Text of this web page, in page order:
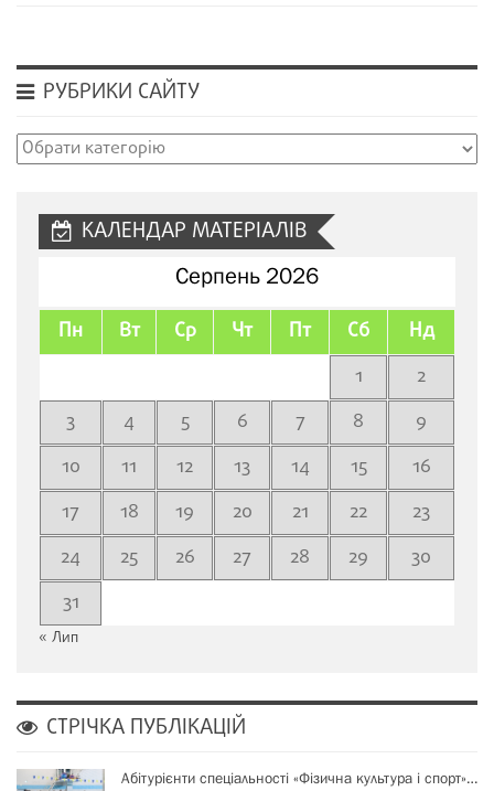
РУБРИКИ САЙТУ
Рубрики
КАЛЕНДАР МАТЕРІАЛІВ
Серпень 2026
Пн Вт Ср Чт Пт Сб Нд
1
2
3
4 5 6 7 8
9
10
11 12 13 14 15
16
17
18 19 20 21 22
23
24
25 26 27 28 29
30
31
« Лип
СТРІЧКА ПУБЛІКАЦІЙ
Абітурієнти спеціальності «Фізична культура і спорт»…